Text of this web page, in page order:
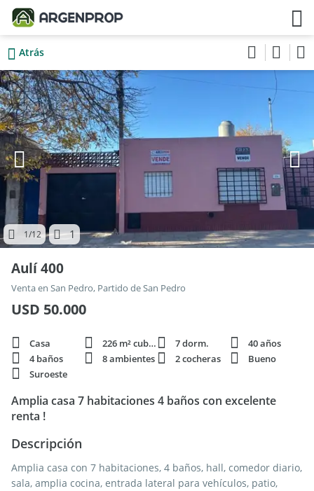
Atrás
1/12 1
Aulí 400
Venta en San Pedro, Partido de San Pedro
USD 50.000
Casa 226 m² cubie. 7 dorm.
40 años
4 baños
8 ambientes 2 cocheras
Bueno
Suroeste
Amplia casa 7 habitaciones 4 baños con excelente
renta !
Descripción
Amplia casa con 7 habitaciones, 4 baños, hall, comedor diario,
sala, amplia cocina, entrada lateral para vehículos, patio,